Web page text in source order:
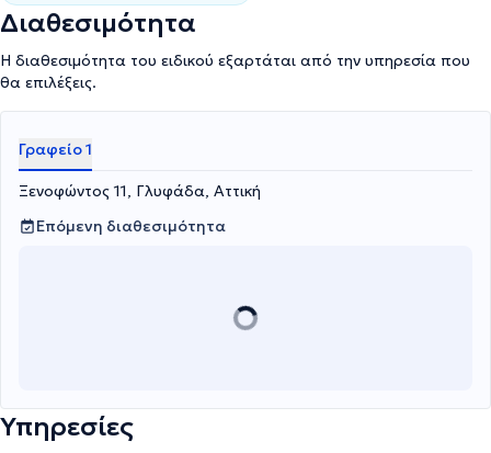
Διαθεσιμότητα
Η διαθεσιμότητα του ειδικού εξαρτάται από την υπηρεσία που
θα επιλέξεις.
Γραφείο 1
Ξενοφώντος 11, Γλυφάδα, Αττική
Επόμενη διαθεσιμότητα
Υπηρεσίες